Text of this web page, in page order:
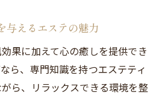
与えるエステの魅力
果に加えて心の癒しを提供でき
ら、専門知識を持つエステティ
ら、リラックスできる環境を整